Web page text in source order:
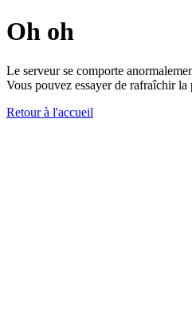
Oh oh
Le serveur se comporte
Vous pouvez essayer de rafraîchir
Retour à l'accueil